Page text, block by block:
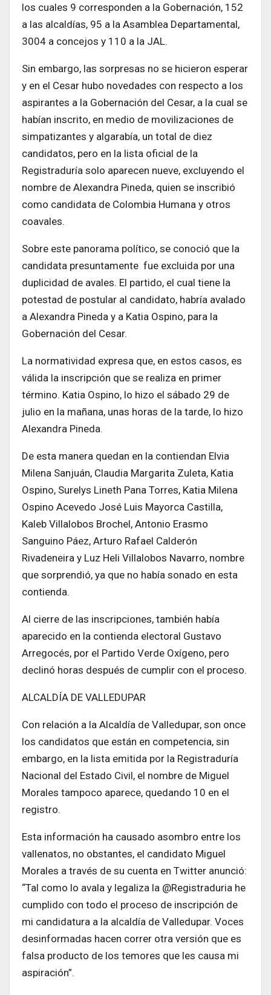
los cuales 9 corresponden a la Gobernación, 152
a las alcaldías, 95 a la Asamblea Departamental,
3004 a concejos y 110 a la JAL.
Sin embargo, las sorpresas no se hicieron esperar
y en el Cesar hubo novedades con respecto a los
aspirantes a la Gobernación del Cesar, a la cual se
habían inscrito, en medio de movilizaciones de
simpatizantes y algarabía, un total de diez
candidatos, pero en la lista oficial de la
Registraduría solo aparecen nueve, excluyendo el
nombre de Alexandra Pineda, quien se inscribió
como candidata de Colombia Humana y otros
coavales.
Sobre este panorama político, se conoció que la
candidata presuntamente fue excluida por una
duplicidad de avales. El partido, el cual tiene la
potestad de postular al candidato, habría avalado
a Alexandra Pineda y a Katia Ospino, para la
Gobernación del Cesar.
La normatividad expresa que, en estos casos, es
válida la inscripción que se realiza en primer
término. Katia Ospino, lo hizo el sábado 29 de
julio en la mañana, unas horas de la tarde, lo hizo
Alexandra Pineda.
De esta manera quedan en la contiendan Elvia
Milena Sanjuán, Claudia Margarita Zuleta, Katia
Ospino, Surelys Lineth Pana Torres, Katia Milena
Ospino Acevedo José Luis Mayorca Castilla,
Kaleb Villalobos Brochel, Antonio Erasmo
Sanguino Páez, Arturo Rafael Calderón
Rivadeneira y Luz Heli Villalobos Navarro, nombre
que sorprendió, ya que no había sonado en esta
contienda.
Al cierre de las inscripciones, también había
aparecido en la contienda electoral Gustavo
Arregocés, por el Partido Verde Oxígeno, pero
declinó horas después de cumplir con el proceso.
ALCALDÍA DE VALLEDUPAR
Con relación a la Alcaldía de Valledupar, son once
los candidatos que están en competencia, sin
embargo, en la lista emitida por la Registraduría
Nacional del Estado Civil, el nombre de Miguel
Morales tampoco aparece, quedando 10 en el
registro.
Esta información ha causado asombro entre los
vallenatos, no obstantes, el candidato Miguel
Morales a través de su cuenta en Twitter anunció:
“Tal como lo avala y legaliza la @Registraduria he
cumplido con todo el proceso de inscripción de
mi candidatura a la alcaldía de Valledupar. Voces
desinformadas hacen correr otra versión que es
falsa producto de los temores que les causa mi
aspiración”.